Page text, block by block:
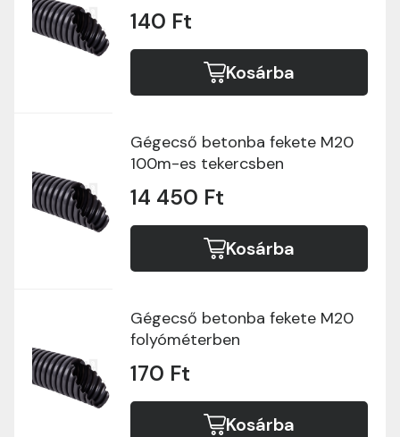
140 Ft
Kosárba
Gégecső betonba fekete M20
100m-es tekercsben
14 450 Ft
Kosárba
Gégecső betonba fekete M20
folyóméterben
170 Ft
Kosárba